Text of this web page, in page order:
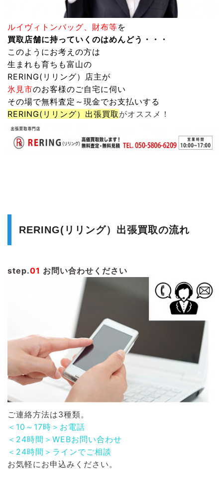
ルイヴィトンバッグ、財布等を
買取店舗に持っていくのはめんどう・・・
このようにお考えの方は
生まれも育ちも富山の
RERING(リリング） 店主が
氷見市のお客様のご自宅に伺い
その場で無料査定～現金でお支払いする
RERING(リリング） 出張買取 がオススメ！
RERING(リリング）出張買取の流れ
step.01 お問い合わせください
ご連絡方法は3種類。
＜10～17時＞お電話
＜24時間＞WEBお問い合わせ
＜24時間＞ラインでご相談
お気軽にお申込みください。